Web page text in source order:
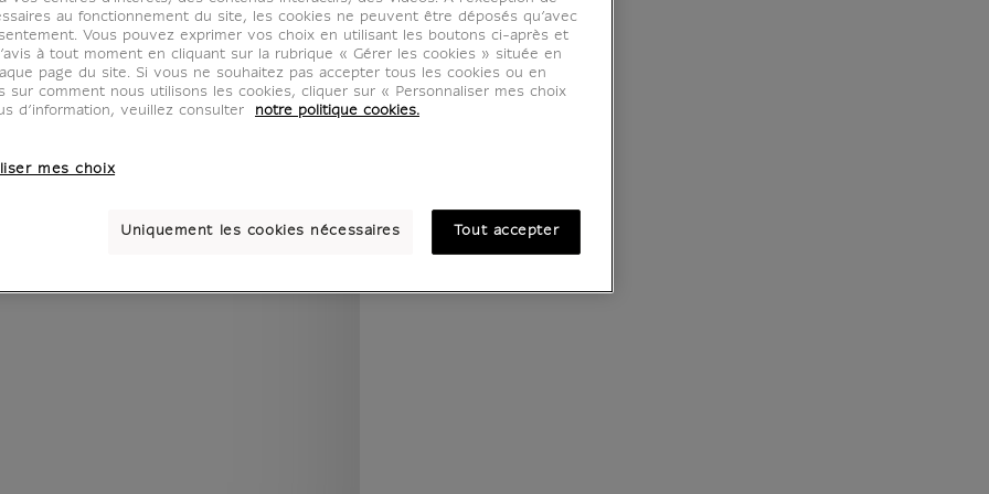
COULEUR
}} {{ dimensions.legend.unit }}
au fonctionnement du site, les cookies ne peuvent être déposés qu’avec
Vous pouvez exprimer vos choix en utilisant les boutons ci-après et
à tout moment en cliquant sur la rubrique « Gérer les cookies » située en
page du site. Si vous ne souhaitez pas accepter tous les cookies ou en
sur comment nous utilisons les cookies, cliquer sur « Personnaliser mes choix
d’information, veuillez consulter
notre politique cookies.
mes choix
Uniquement les cookies nécessaires Tout accepter